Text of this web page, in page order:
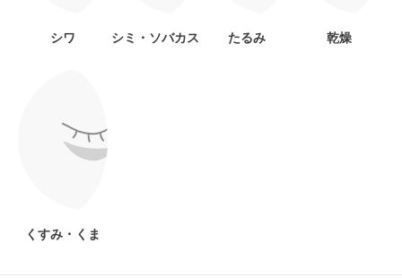
シワ シミ・ソバカス たるみ 乾燥
くすみ・くま